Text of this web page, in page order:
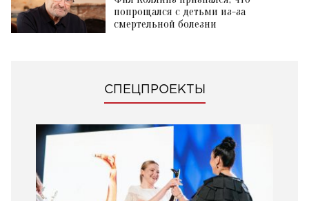
попрощался с детьми из-за
смертельной болезни
СПЕЦПРОЕКТЫ